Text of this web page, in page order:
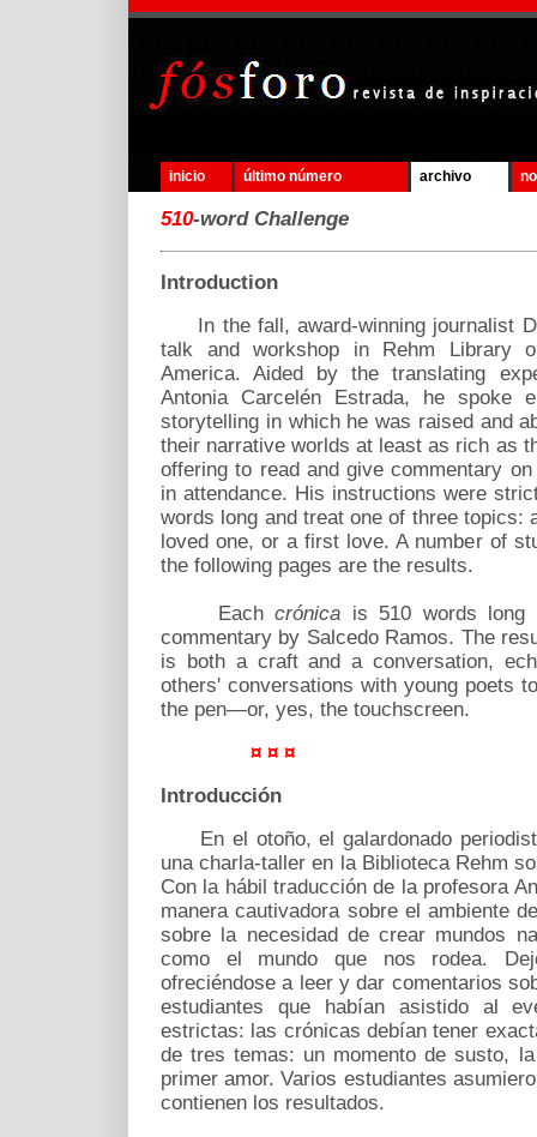
inicio último número archivo
510-word Challenge
Introduction
In the fall, award-winning journalist
talk and workshop in Rehm Library
America. Aided by the translating
Antonia Carcelén Estrada, he spoke
storytelling in which he was raised and
their narrative worlds at least as rich as
offering to read and give commentary
in attendance. His instructions were
words long and treat one of three topics:
loved one, or a first love. A number of
the following pages are the results.
Each crónica is 510 words long
commentary by Salcedo Ramos. The
is both a craft and a conversation,
others' conversations with young poets
the pen—or, yes, the touchscreen.
¤ ¤ ¤
Introducción
En el otoño, el galardonado
una charla-taller en la Biblioteca Rehm
Con la hábil traducción de la profesora
manera cautivadora sobre el ambiente
sobre la necesidad de crear mundos
como el mundo que nos rodea.
ofreciéndose a leer y dar comentarios
estudiantes que habían asistido al
estrictas: las crónicas debían tener
de tres temas: un momento de susto,
primer amor. Varios estudiantes
contienen los resultados.